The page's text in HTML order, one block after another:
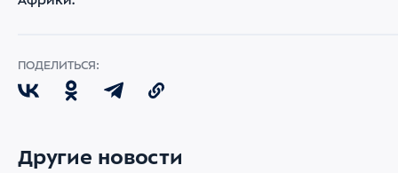
ПОДЕЛИТЬСЯ:
Другие новости